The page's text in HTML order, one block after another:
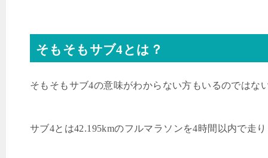
そもそもサブ4とは？
そもそもサブ4の意味がわからない方もいるのではな
サブ4とは42.195kmのフルマラソンを4時間以内で走